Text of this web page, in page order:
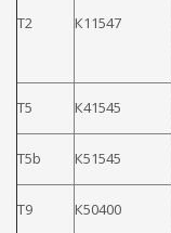
T2 К11547
T5 К41545
T5b К51545
T9 К50400